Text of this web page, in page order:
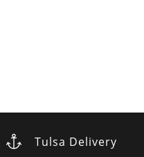
Tulsa Delivery